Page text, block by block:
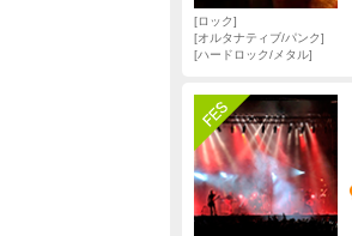
ロック
オルタナティブ/パンク
ハードロック/メタル